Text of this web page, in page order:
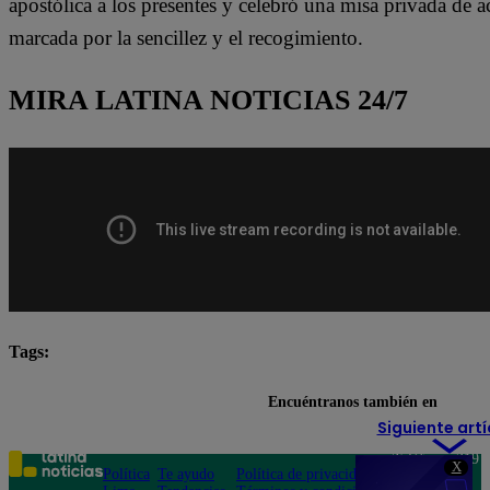
X
apostólica a los presentes y celebró una misa privada de
marcada por la sencillez y el recogimiento.
MIRA LATINA NOTICIAS 24/7
Tags:
Siguiente
Encuéntranos también en
Política Te ayudo
Política de privacidad
Teléfono: 219